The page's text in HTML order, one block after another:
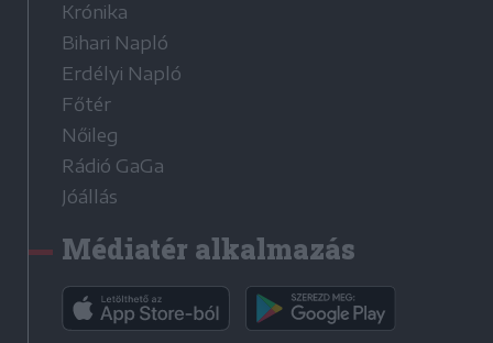
Krónika
Bihari Napló
Erdélyi Napló
Főtér
Nőileg
Rádió GaGa
Jóállás
Médiatér alkalmazás